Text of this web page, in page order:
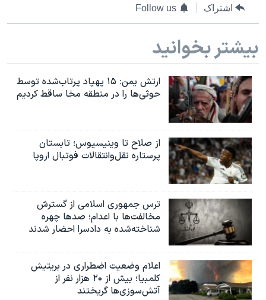
تریبونال مردمی آبان ۹۸
دادگاه حمید نوری
چهل سال گروگان‌گیری
قانون شفافیت دارائی کادر رهبری ایران
اعتراضات مردمی آبان ۹۸
اسرائیل در جنگ
نرگس محمدی برنده جایزه نوبل صلح
همایش محافظه‌کاران آمریکا «سی‌پک»
سفر پرزیدنت ترامپ به چین
اشتراک Follow us
بیشتر بخوانید
ارتش یمن: ۱۵ پهپاد پرتاب‌شده توسط
حوثی‌ها را در منطقه مخا ساقط کردیم
از صلاح تا وینیسیوس؛ تابستان
پرستاره نقل‌وانتقالات فوتبال اروپا
ترس جمهوری اسلامی از گسترش
مخالفت‌ها با اعدام؛ صدها چهره
شناخته‌شده به دادسرا احضار شدند
اعلام وضعیت اضطراری در بریتیش
کلمبیا؛ بیش از ۲۰ هزار نفر از
آتش‌سوزی‌ها گریختند